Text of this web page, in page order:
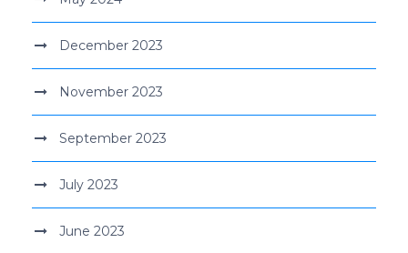
December 2023
November 2023
September 2023
July 2023
June 2023